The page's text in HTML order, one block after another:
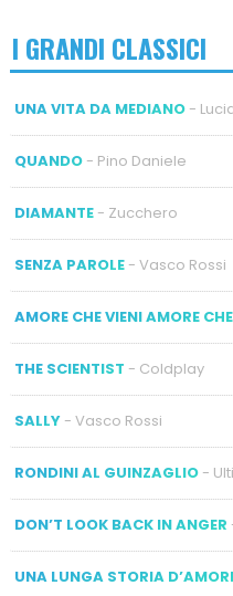
I GRANDI CLASSICI
UNA VITA DA MEDIANO-
QUANDO- Pino Daniele
DIAMANTE- Zucchero
SENZA PAROLE- Vasco Rossi
AMORE CHE VIENI AMORE
THE SCIENTIST - Coldplay
SALLY- Vasco Rossi
RONDINI AL GUINZAGLIO-
DON’T LOOK BACK IN ANGER
UNA LUNGA STORIA